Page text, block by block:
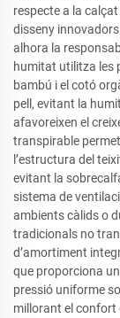
respecte a la
disseny
alhora la
humitat utilitza les
bambú i el cotó
pell, evitant la
afavoreixen el
transpirable
l’estructura del
evitant la
sistema de
ambients càlids o
tradicionals no
d’amortiment
que proporciona
pressió uniforme
millorant el confort